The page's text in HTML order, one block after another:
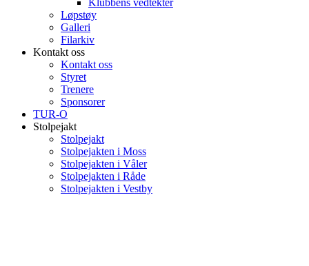
Klubbens vedtekter
Løpstøy
Galleri
Filarkiv
Kontakt oss
Kontakt oss
Styret
Trenere
Sponsorer
TUR-O
Stolpejakt
Stolpejakt
Stolpejakten i Moss
Stolpejakten i Våler
Stolpejakten i Råde
Stolpejakten i Vestby